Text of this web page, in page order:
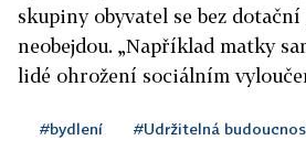
skupiny obyvatel se bez
neobejdou. „Například matky
lidé ohrožení sociálním
#bydlení #Udržitelná